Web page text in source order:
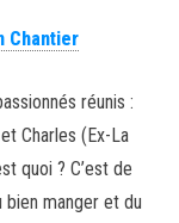
Chantier
réunis :
Charles (Ex-La
quoi ? C’est de
manger et du